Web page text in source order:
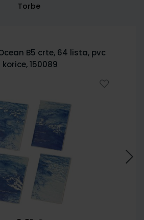
Torbe
City Sketch B5 crte, 64 lista,
pvc korice 150085